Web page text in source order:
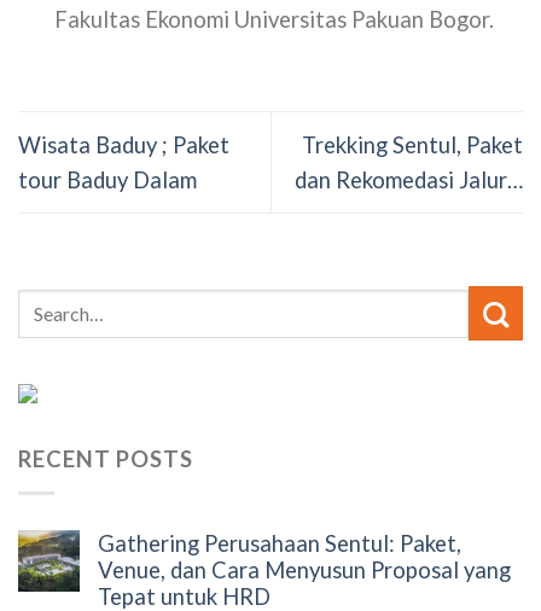
Fakultas Ekonomi Universitas Pakuan Bogor.
Wisata Baduy ; Paket
tour Baduy Dalam
Trekking Sentul, Paket
dan Rekomedasi Jalur…
RECENT POSTS
Gathering Perusahaan Sentul: Paket,
Venue, dan Cara Menyusun Proposal yang
Tepat untuk HRD